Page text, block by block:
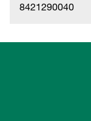
8421290040